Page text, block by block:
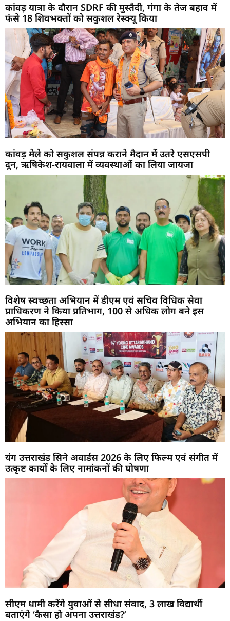
कांवड़ यात्रा के दौरान SDRF की मुस्तैदी, गंगा के तेज बहाव में
फंसे 18 शिवभक्तों को सकुशल रेस्क्यू किया
कांवड़ मेले को सकुशल संपन्न कराने मैदान में उतरे एसएसपी
दून, ऋषिकेश-रायवाला में व्यवस्थाओं का लिया जायजा
विशेष स्वच्छता अभियान में डीएम एवं सचिव विधिक सेवा
प्राधिकरण ने किया प्रतिभाग, 100 से अधिक लोग बने इस
अभियान का हिस्सा
यंग उत्तराखंड सिने अवार्डस 2026 के लिए फिल्म एवं संगीत में
उत्कृष्ट कार्यों के लिए नामांकनों की घोषणा
सीएम धामी करेंगे युवाओं से सीधा संवाद, 3 लाख विद्यार्थी
बताएंगे ‘कैसा हो अपना उत्तराखंड?’